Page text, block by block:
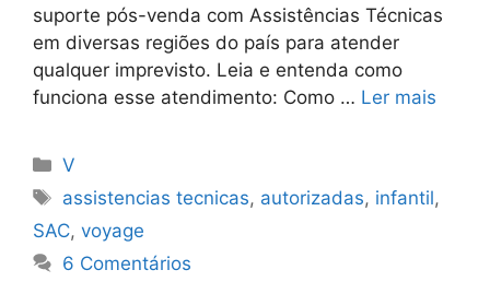
suporte pós-venda com Assistências Técnicas
em diversas regiões do país para atender
qualquer imprevisto. Leia e entenda como
funciona esse atendimento: Como … Ler mais
Categorias
V
Tags
assistencias tecnicas, autorizadas, infantil,
SAC, voyage
6 Comentários